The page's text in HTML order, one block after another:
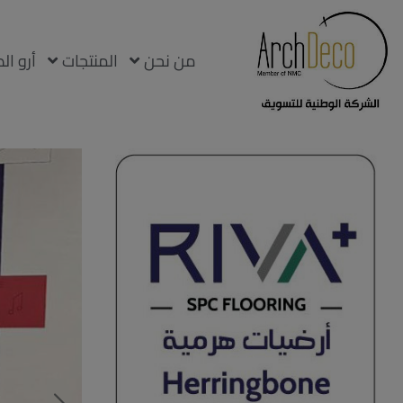
من نحن المنتجات أرو